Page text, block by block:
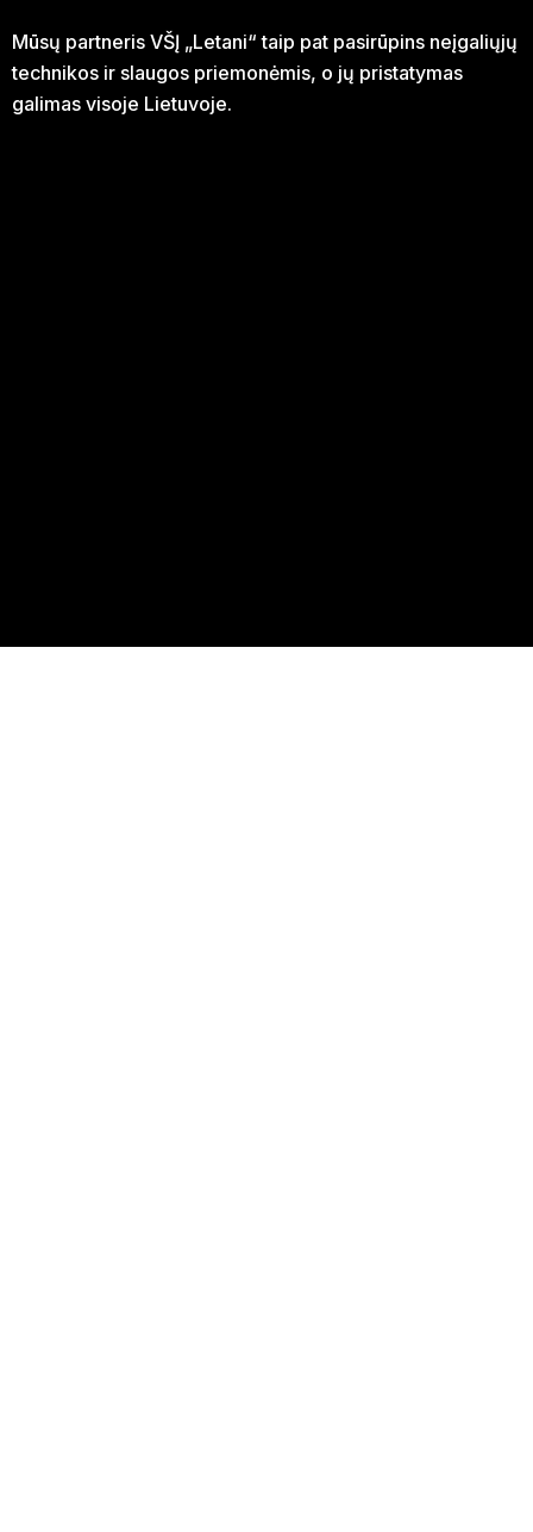
Mūsų partneris VŠĮ „Letani“ taip pat pasirūpins neįgaliųjų
technikos ir slaugos priemonėmis, o jų pristatymas
galimas visoje Lietuvoje.